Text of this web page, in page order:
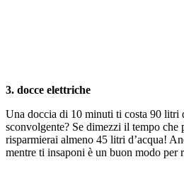
3. docce elettriche
Una doccia di 10 minuti ti costa 90 litri
sconvolgente? Se dimezzi il tempo che
risparmierai almeno 45 litri d’acqua!
mentre ti insaponi è un buon modo per